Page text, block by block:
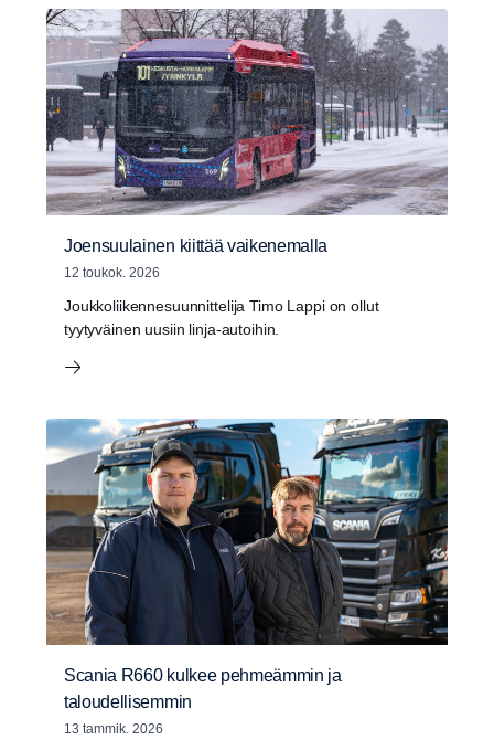
Joensuulainen kiittää vaikenemalla
12 toukok. 2026
Joukkoliikennesuunnittelija Timo Lappi on ollut
tyytyväinen uusiin linja-autoihin.
Scania R660 kulkee pehmeämmin ja
taloudellisemmin
13 tammik. 2026